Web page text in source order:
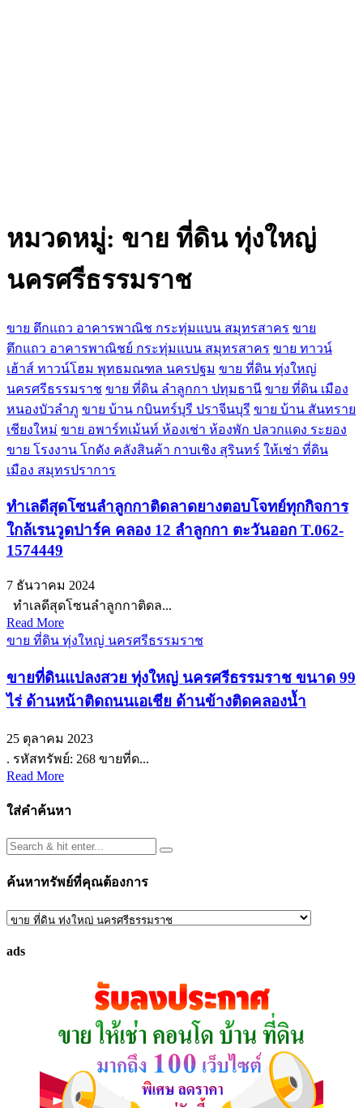
หมวดหมู่: ขาย ที่ดิน ทุ่งใหญ่
นครศรีธรรมราช
ขาย ตึกแถว อาคารพาณิช กระทุ่มแบน สมุทรสาคร ขาย
ตึกแถว อาคารพาณิชย์ กระทุ่มแบน สมุทรสาคร ขาย ทาวน์
เฮ้าส์ ทาวน์โฮม พุทธมณฑล นครปฐม ขาย ที่ดิน ทุ่งใหญ่
นครศรีธรรมราช ขาย ที่ดิน ลำลูกกา ปทุมธานี ขาย ที่ดิน เมือง
หนองบัวลำภู ขาย บ้าน กบินทร์บุรี ปราจีนบุรี ขาย บ้าน สันทราย
เชียงใหม่ ขาย อพาร์ทเม้นท์ ห้องเช่า ห้องพัก ปลวกแดง ระยอง
ขาย โรงงาน โกดัง คลังสินค้า กาบเชิง สุรินทร์ ให้เช่า ที่ดิน
เมือง สมุทรปราการ
ทำเลดีสุดโซนลำลูกกาติดลาดยางตอบโจทย์ทุกกิจการ
ใกล้เรนวูดปาร์ค คลอง 12 ลำลูกกา ตะวันออก T.062-
1574449
7 ธันวาคม 2024
ทำเลดีสุดโซนลำลูกกาติดล...
Read More
ขาย ที่ดิน ทุ่งใหญ่ นครศรีธรรมราช
ขายที่ดินแปลงสวย ทุ่งใหญ่ นครศรีธรรมราช ขนาด 99
ไร่ ด้านหน้าติดถนนเอเชีย ด้านข้างติดคลองน้ำ
25 ตุลาคม 2023
. รหัสทรัพย์: 268 ขายที่ด...
Read More
ใส่คำค้นหา
ค้นหาทรัพย์ที่คุณต้องการ
ค้นหา
ที่
ads